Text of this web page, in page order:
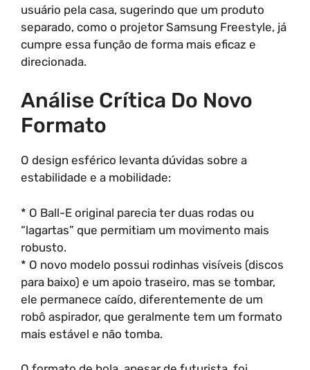
usuário pela casa, sugerindo que um produto
separado, como o projetor Samsung Freestyle, já
cumpre essa função de forma mais eficaz e
direcionada.
Análise Crítica Do Novo
Formato
O design esférico levanta dúvidas sobre a
estabilidade e a mobilidade:
* O Ball-E original parecia ter duas rodas ou
“lagartas” que permitiam um movimento mais
robusto.
* O novo modelo possui rodinhas visíveis (discos
para baixo) e um apoio traseiro, mas se tombar,
ele permanece caído, diferentemente de um
robô aspirador, que geralmente tem um formato
mais estável e não tomba.